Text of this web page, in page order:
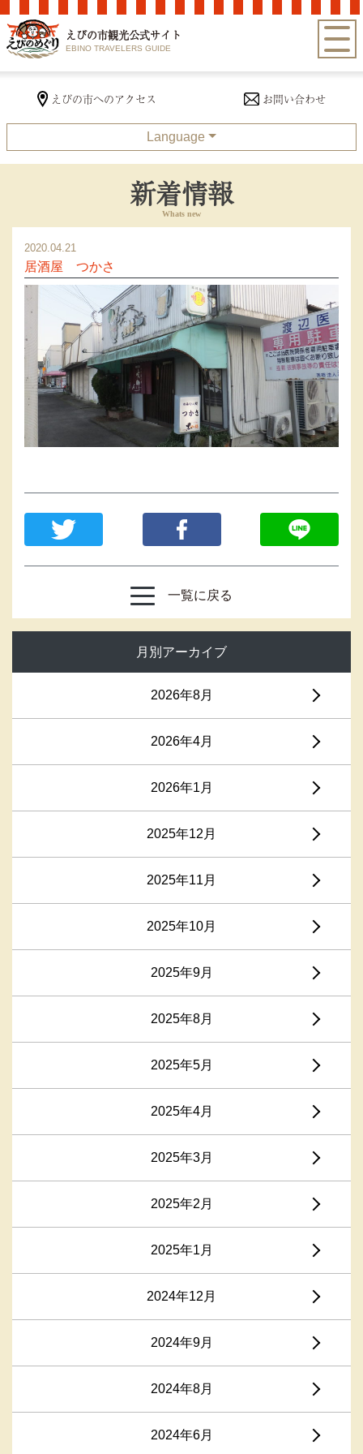
えびの市観光公式サイト
EBINO TRAVELERS GUIDE
えびの市へのアクセス お問い合わせ
Language
新着情報
2020.04.21
居酒屋 つかさ
一覧に戻る
月別アーカイブ
2026年8月
2026年4月
2026年1月
2025年12月
2025年11月
2025年10月
2025年9月
2025年8月
2025年5月
2025年4月
2025年3月
2025年2月
2025年1月
2024年12月
2024年9月
2024年8月
2024年6月